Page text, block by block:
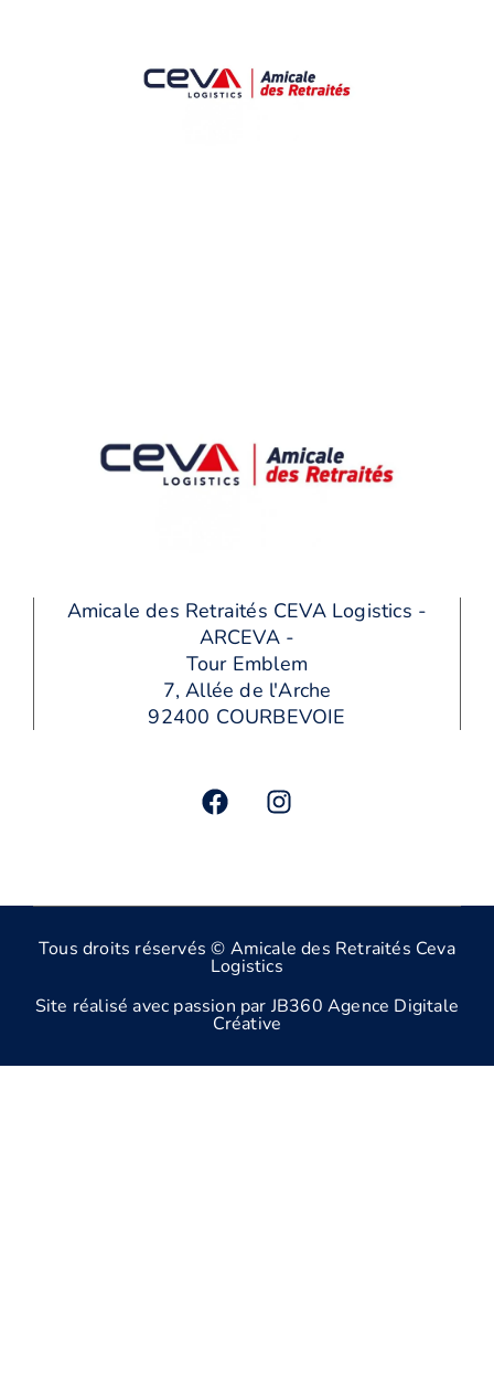
Amicale des Retraités CEVA Logistics -
ARCEVA -
Tour Emblem
7, Allée de l'Arche
92400 COURBEVOIE
Tous droits réservés © Amicale des Retraités Ceva
Logistics
Site réalisé avec passion par JB360 Agence Digitale
Créative